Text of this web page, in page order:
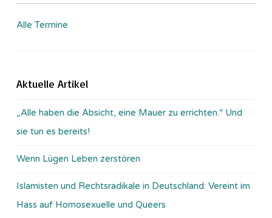
Alle Termine
Aktuelle Artikel
„Alle haben die Absicht, eine Mauer zu errichten.“ Und
sie tun es bereits!
Wenn Lügen Leben zerstören
Islamisten und Rechtsradikale in Deutschland: Vereint im
Hass auf Homosexuelle und Queers